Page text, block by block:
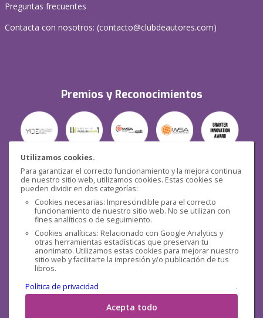
Utilizamos cookies.
Para garantizar el correcto funcionamiento y la mejora continua
de nuestro sitio web, utilizamos cookies. Estas cookies se
pueden dividir en dos categorías:
Cookies necesarias: Imprescindible para el correcto
funcionamiento de nuestro sitio web. No se utilizan con
fines analíticos o de seguimiento.
Cookies analíticas: Relacionado con Google Analytics y
otras herramientas estadísticas que preservan tu
anonimato. Utilizamos estas cookies para mejorar nuestro
sitio web y facilitarte la impresión y/o publicación de tus
libros.
Política de privacidad
.
Acepta todo
Preguntas frecuentes
Contacta con nosotros: (contacto@clubdeautores.com)
Premios y Reconocimientos
Seguridad
Redes sociales